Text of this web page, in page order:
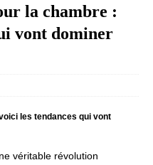
la chambre :
vont dominer
les tendances qui vont
véritable révolution